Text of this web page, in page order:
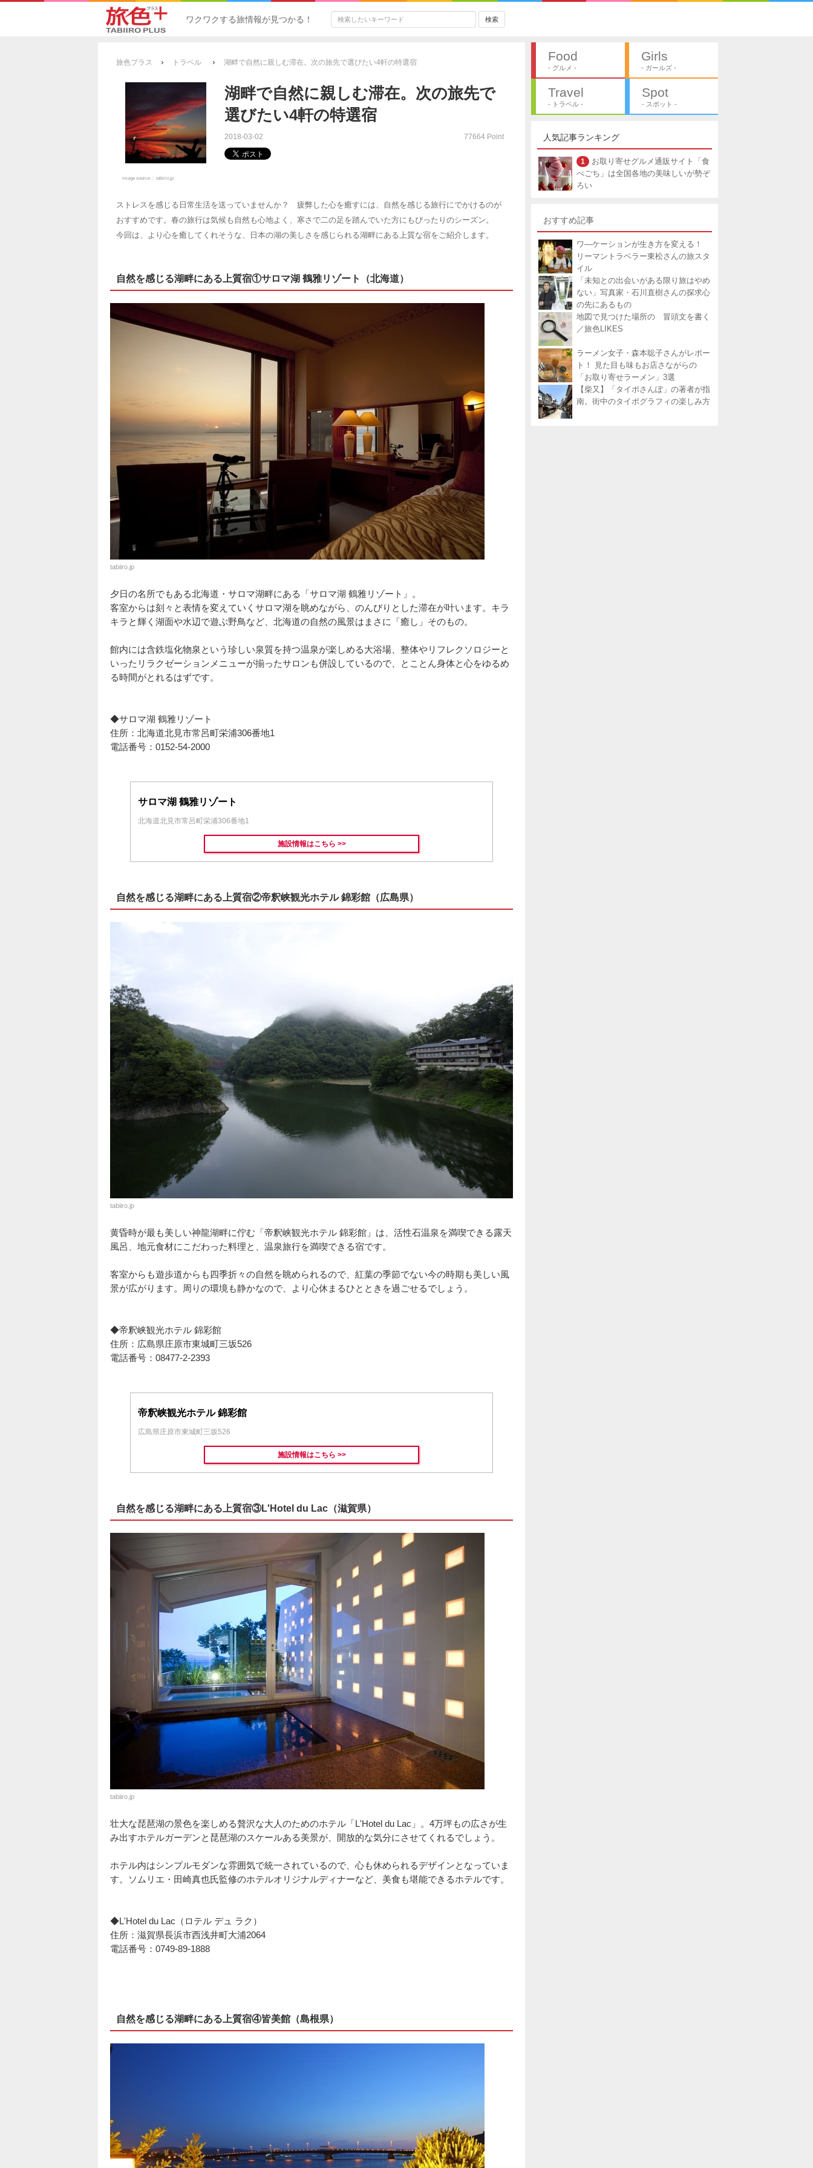
旅色プラス › トラベル › 湖畔で自然に親しむ滞在。次の旅先で選びたい4軒の特選宿
湖畔で自然に親しむ滞在。次の旅先で
選びたい4軒の特選宿
2018-03-02 77664 Point
image source： tabiiro.jp
ストレスを感じる日常生活を送っていませんか？ 疲弊した心を癒すには、自然を感じる旅行にでかけるのが
おすすめです。春の旅行は気候も自然も心地よく、寒さで二の足を踏んでいた方にもぴったりのシーズン。
今回は、より心を癒してくれそうな、日本の湖の美しさを感じられる湖畔にある上質な宿をご紹介します。
自然を感じる湖畔にある上質宿①サロマ湖 鶴雅リゾート（北海道）
tabiiro.jp
夕日の名所でもある北海道・サロマ湖畔にある「サロマ湖 鶴雅リゾート」。
客室からは刻々と表情を変えていくサロマ湖を眺めながら、のんびりとした滞在が叶います。キラ
キラと輝く湖面や水辺で遊ぶ野鳥など、北海道の自然の風景はまさに「癒し」そのもの。
館内には含鉄塩化物泉という珍しい泉質を持つ温泉が楽しめる大浴場、整体やリフレクソロジーと
いったリラクゼーションメニューが揃ったサロンも併設しているので、とことん身体と心をゆるめ
る時間がとれるはずです。
◆サロマ湖 鶴雅リゾート
住所：北海道北見市常呂町栄浦306番地1
電話番号：0152-54-2000
サロマ湖 鶴雅リゾート
北海道北見市常呂町栄浦306番地1
施設情報はこちら >>
自然を感じる湖畔にある上質宿②帝釈峡観光ホテル 錦彩館（広島県）
tabiiro.jp
黄昏時が最も美しい神龍湖畔に佇む「帝釈峡観光ホテル 錦彩館」は、活性石温泉を満喫できる露天
風呂、地元食材にこだわった料理と、温泉旅行を満喫できる宿です。
客室からも遊歩道からも四季折々の自然を眺められるので、紅葉の季節でない今の時期も美しい風
景が広がります。周りの環境も静かなので、より心休まるひとときを過ごせるでしょう。
◆帝釈峡観光ホテル 錦彩館
住所：広島県庄原市東城町三坂526
電話番号：08477-2-2393
帝釈峡観光ホテル 錦彩館
広島県庄原市東城町三坂526
施設情報はこちら >>
自然を感じる湖畔にある上質宿③L'Hotel du Lac（滋賀県）
tabiiro.jp
壮大な琵琶湖の景色を楽しめる贅沢な大人のためのホテル「L'Hotel du Lac」。4万坪もの広さが生
み出すホテルガーデンと琵琶湖のスケールある美景が、開放的な気分にさせてくれるでしょう。
ホテル内はシンプルモダンな雰囲気で統一されているので、心も休められるデザインとなっていま
す。ソムリエ・田崎真也氏監修のホテルオリジナルディナーなど、美食も堪能できるホテルです。
◆L'Hotel du Lac（ロテル デュ ラク）
住所：滋賀県長浜市西浅井町大浦2064
電話番号：0749-89-1888
自然を感じる湖畔にある上質宿④皆美館（島根県）
Food
- グルメ -
Girls
- ガールズ -
Travel
- トラベル -
Spot
- スポット -
人気記事ランキング
1
お取り寄せグルメ通販サイト「食
べごち」は全国各地の美味しいが勢ぞ
ろい
おすすめ記事
ワ―ケーションが生き方を変える！
リーマントラベラー東松さんの旅スタ
イル
「未知との出会いがある限り旅はやめ
ない」写真家・石川直樹さんの探求心
の先にあるもの
地図で見つけた場所の 冒頭文を書く
／旅色LIKES
ラーメン女子・森本聡子さんがレポー
ト！ 見た目も味もお店さながらの
「お取り寄せラーメン」3選
【柴又】「タイポさんぽ」の著者が指
南。街中のタイポグラフィの楽しみ方
ワクワクする旅情報が見つかる！